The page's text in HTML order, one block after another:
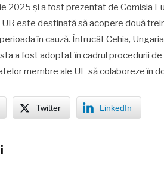
2025 și a fost prezentat de Comisia
este destinată să acopere două
în cauză. Întrucât Cehia,
a fost adoptat în cadrul procedurii
membre ale UE să colaboreze în
Twitter LinkedIn